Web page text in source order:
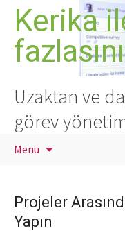
İçeriğeKerika
Uzaktan ve
görev
Menü
Projeler
Yapın